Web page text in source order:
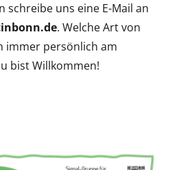
schreibe uns eine E-Mail an
. Welche Art von
immer persönlich am
bist Willkommen!